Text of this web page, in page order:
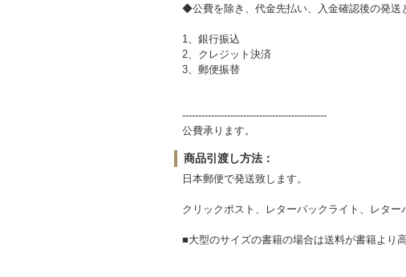
◆公費を除き、代金先払い、入金確認後の発送
1、銀行振込
2、クレジット決済
3、郵便振替
---------------------------------------------
公費承ります。
商品引渡し方法：
日本郵便で発送致します。
クリックポスト、レターパックライト、レター
■大型のサイズの書籍の場合は送料が書籍より